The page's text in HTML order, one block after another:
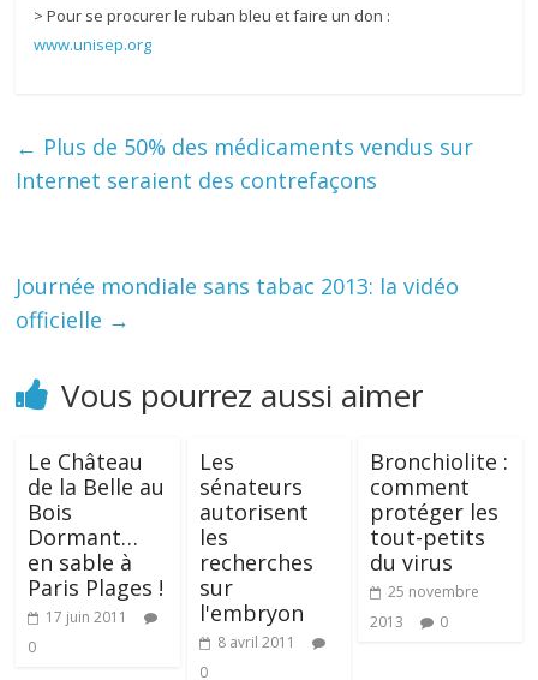
> Pour se procurer le ruban bleu et faire un don :
www.unisep.org
← Plus de 50% des médicaments vendus sur
Internet seraient des contrefaçons
Journée mondiale sans tabac 2013: la vidéo
officielle →
Vous pourrez aussi aimer
Le Château
de la Belle au
Bois
Dormant…
en sable à
Paris Plages !
17 juin 2011
0
Les
sénateurs
autorisent
les
recherches
sur
l'embryon
8 avril 2011
0
Bronchiolite :
comment
protéger les
tout-petits
du virus
25 novembre
2013
0